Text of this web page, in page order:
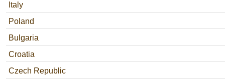
Italy
Poland
Bulgaria
Croatia
Czech Republic